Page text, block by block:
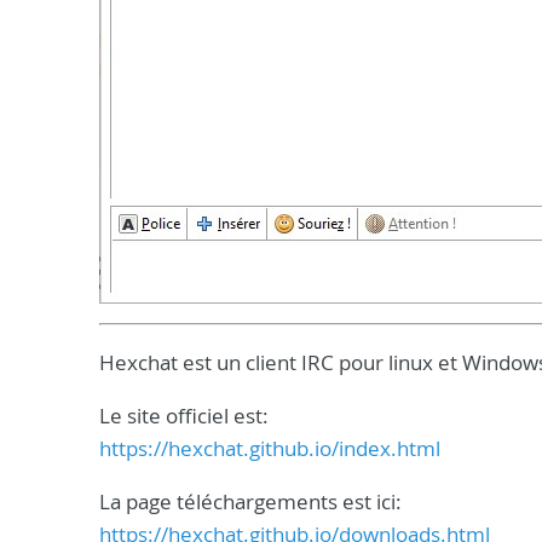
Hexchat est un client IRC pour linux et
Le site officiel est:
https://hexchat.github.io/index.html
La page téléchargements est ici:
https://hexchat.github.io/downloads.html